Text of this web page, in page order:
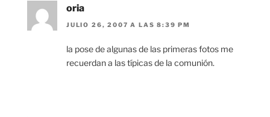
oria
JULIO 26, 2007 A LAS 8:39 PM
la pose de algunas de las primeras fotos me
recuerdan a las típicas de la comunión.